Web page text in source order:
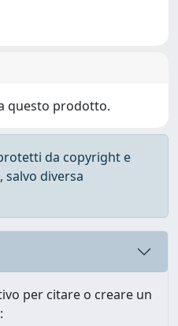
questo prodotto.
da copyright e
diversa
per citare o creare un